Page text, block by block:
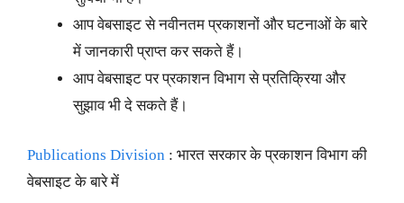
आप वेबसाइट से नवीनतम प्रकाशनों और घटनाओं के बारे
में जानकारी प्राप्त कर सकते हैं।
आप वेबसाइट पर प्रकाशन विभाग से प्रतिक्रिया और
सुझाव भी दे सकते हैं।
Publications Division : भारत सरकार के प्रकाशन विभाग की
वेबसाइट के बारे में